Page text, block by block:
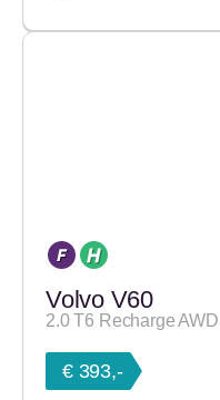
Volvo V60
2.0 T6 Recharge
€ 393,-